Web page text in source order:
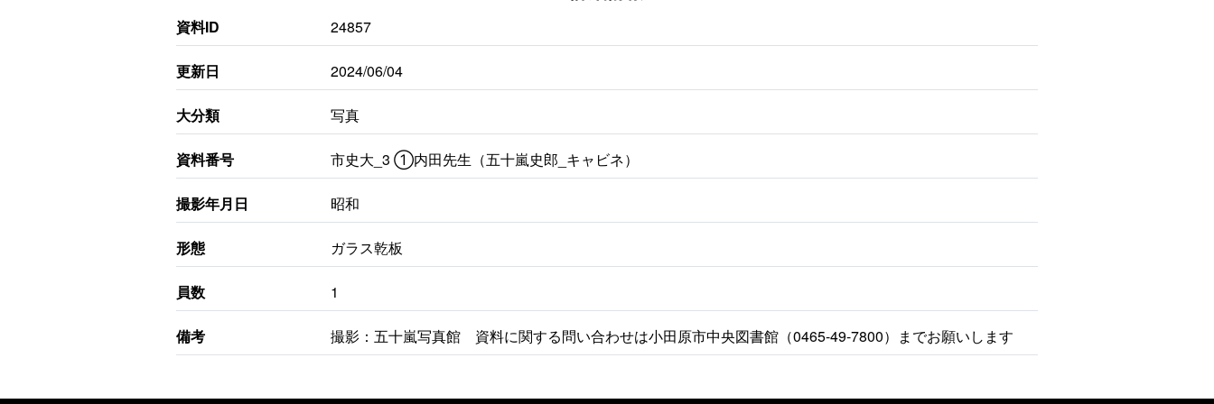
資料ID 24857
更新日 2024/06/04
大分類 写真
資料番号 市史大_3 ①内田先生（五十嵐史郎_キャビネ）
撮影年月日 昭和
形態 ガラス乾板
員数 1
備考 撮影：五十嵐写真館 資料に関する問い合わせは小田原市中央図書館（0465-49-7800）までお願いします